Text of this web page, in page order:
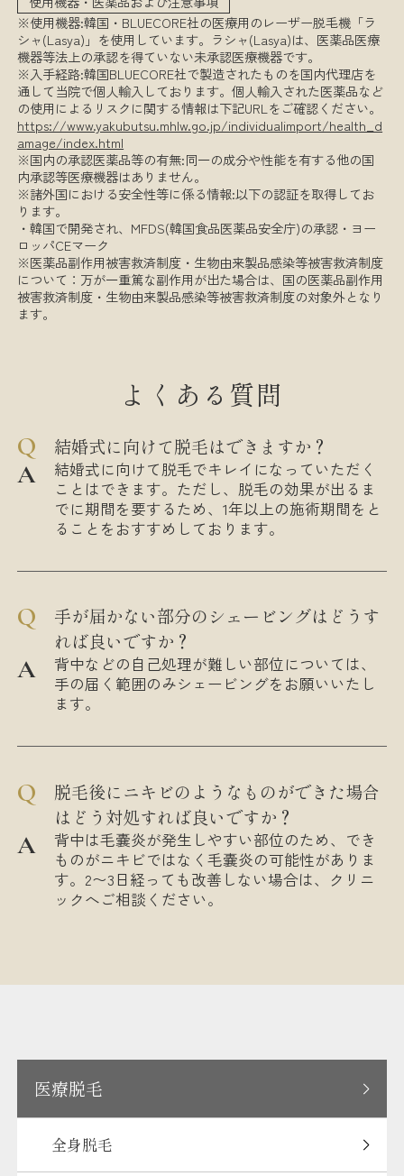
※使用機器:韓国・BLUECORE社の医療用のレーザー脱毛機「ラ
シャ(Lasya)」を使用しています。ラシャ(Lasya)は、医薬品医療
機器等法上の承認を得ていない未承認医療機器です。
※入手経路:韓国BLUECORE社で製造されたものを国内代理店を
通して当院で個人輸入しております。個人輸入された医薬品など
の使用によるリスクに関する情報は下記URLをご確認ください。
https://www.yakubutsu.mhlw.go.jp/individualimport/health_d
amage/index.html
※国内の承認医薬品等の有無:同一の成分や性能を有する他の国
内承認等医療機器はありません。
※諸外国における安全性等に係る情報:以下の認証を取得してお
ります。
・韓国で開発され、MFDS(韓国食品医薬品安全庁)の承認・ヨー
ロッパCEマーク
※医薬品副作用被害救済制度・生物由来製品感染等被害救済制度
について：万が一重篤な副作用が出た場合は、国の医薬品副作用
被害救済制度・生物由来製品感染等被害救済制度の対象外となり
ます。
よくある質問
結婚式に向けて脱毛はできますか？
結婚式に向けて脱毛でキレイになっていただく
ことはできます。ただし、脱毛の効果が出るま
でに期間を要するため、1年以上の施術期間をと
ることをおすすめしております。
手が届かない部分のシェービングはどうす
れば良いですか？
背中などの自己処理が難しい部位については、
手の届く範囲のみシェービングをお願いいたし
ます。
脱毛後にニキビのようなものができた場合
はどう対処すれば良いですか？
背中は毛嚢炎が発生しやすい部位のため、でき
ものがニキビではなく毛嚢炎の可能性がありま
す。2〜3日経っても改善しない場合は、クリニ
ックへご相談ください。
医療脱毛
全身脱毛